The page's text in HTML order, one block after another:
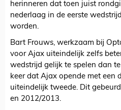
herinneren dat toen juist
nederlaag in de eerste
worden.
Bart Frouws, werkzaam bij
voor Ajax uiteindelijk zelfs
wedstrijd gelijk te spelen dan
keer dat Ajax opende met een
uiteindelijk tweede. Dit
en 2012/2013.